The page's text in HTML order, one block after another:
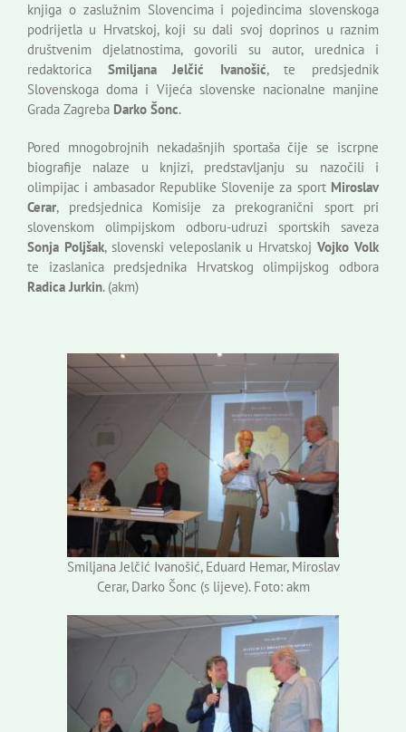
knjiga o zaslužnim Slovencima i pojedincima slovenskoga
podrijetla u Hrvatskoj, koji su dali svoj doprinos u raznim
društvenim djelatnostima, govorili su autor, urednica i
redaktorica Smiljana Jelčić Ivanošić, te predsjednik
Slovenskoga doma i Vijeća slovenske nacionalne manjine
Grada Zagreba Darko Šonc.
Pored mnogobrojnih nekadašnjih sportaša čije se iscrpne
biografije nalaze u knjizi, predstavljanju su nazočili i
olimpijac i ambasador Republike Slovenije za sport Miroslav
Cerar, predsjednica Komisije za prekogranični sport pri
slovenskom olimpijskom odboru-udruzi sportskih saveza
Sonja Poljšak, slovenski veleposlanik u HrvatskojVojko Volk
te izaslanica predsjednika Hrvatskog olimpijskog odbora
Radica Jurkin. (akm)
Smiljana Jelčić Ivanošić, Eduard Hemar, Miroslav
Cerar, Darko Šonc (s lijeve). Foto: akm